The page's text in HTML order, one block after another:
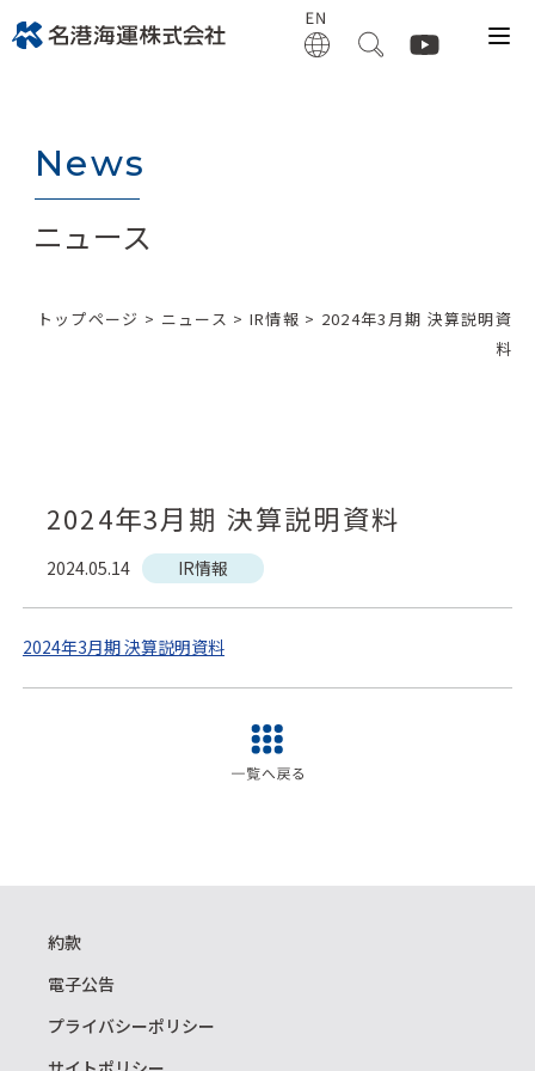
News
ニュース
トップページ > ニュース > IR情報 > 2024年3月期 決算説明資
料
2024年3月期 決算説明資料
2024.05.14 IR情報
2024年3月期 決算説明資料
約款
電子公告
プライバシーポリシー